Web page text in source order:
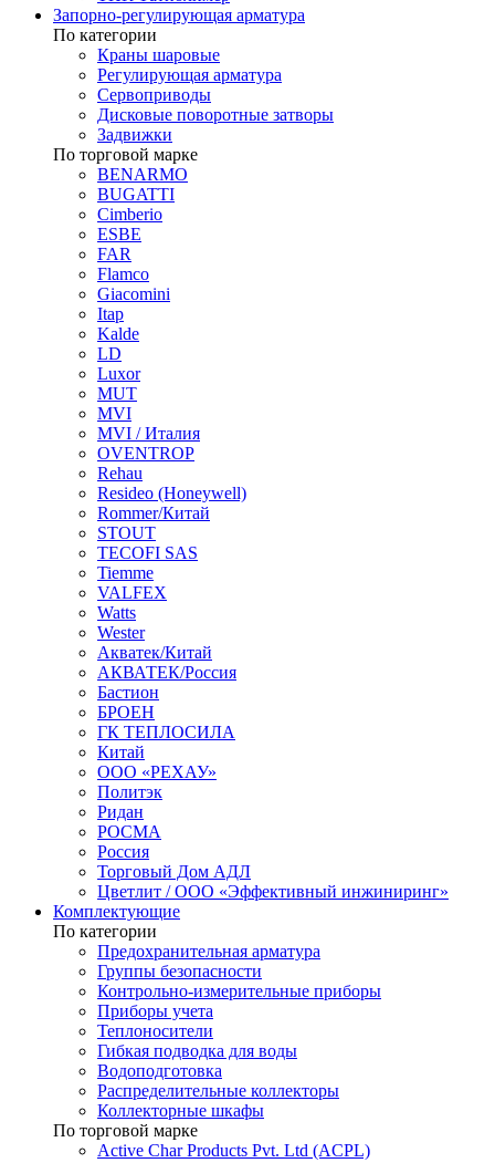
Запорно-регулирующая арматура
По категории
Краны шаровые
Регулирующая арматура
Сервоприводы
Дисковые поворотные затворы
Задвижки
По торговой марке
BENARMO
BUGATTI
Cimberio
ESBE
FAR
Flamco
Giacomini
Itap
Kalde
LD
Luxor
MUT
MVI
MVI / Италия
OVENTROP
Rehau
Resideo (Honeywell)
Rommer/Китай
STOUT
TECOFI SAS
Tiemme
VALFEX
Watts
Wester
Акватек/Китай
АКВАТЕК/Россия
Бастион
БРОЕН
ГК ТЕПЛОСИЛА
Китай
ООО «РЕХАУ»
Политэк
Ридан
РОСМА
Россия
Торговый Дом АДЛ
Цветлит / ООО «Эффективный инжиниринг»
Комплектующие
По категории
Предохранительная арматура
Группы безопасности
Контрольно-измерительные приборы
Приборы учета
Теплоносители
Гибкая подводка для воды
Водоподготовка
Распределительные коллекторы
Коллекторные шкафы
По торговой марке
Active Char Products Pvt. Ltd (ACPL)